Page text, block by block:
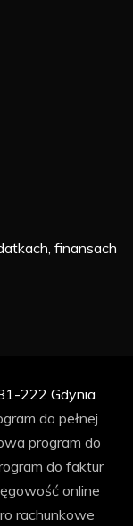
finansach
222 Gdynia
do pełnej
program do
do faktur
online
rachunkowe